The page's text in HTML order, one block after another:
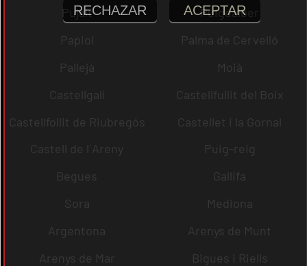
Pujalt
Puigdàlber
Papiol
Palma de Cervelló
Pallejà
Moià
Castellgalí
Castellfullit del Boix
Castellfollit de Riubregós
Castellet i la Gornal
Castell de l´Areny
Puig-reig
Begues
Gallifa
Sora
Mediona
Argentona
Arenys de Munt
Arenys de Mar
Bigues i Riells
RECHAZAR ACEPTAR